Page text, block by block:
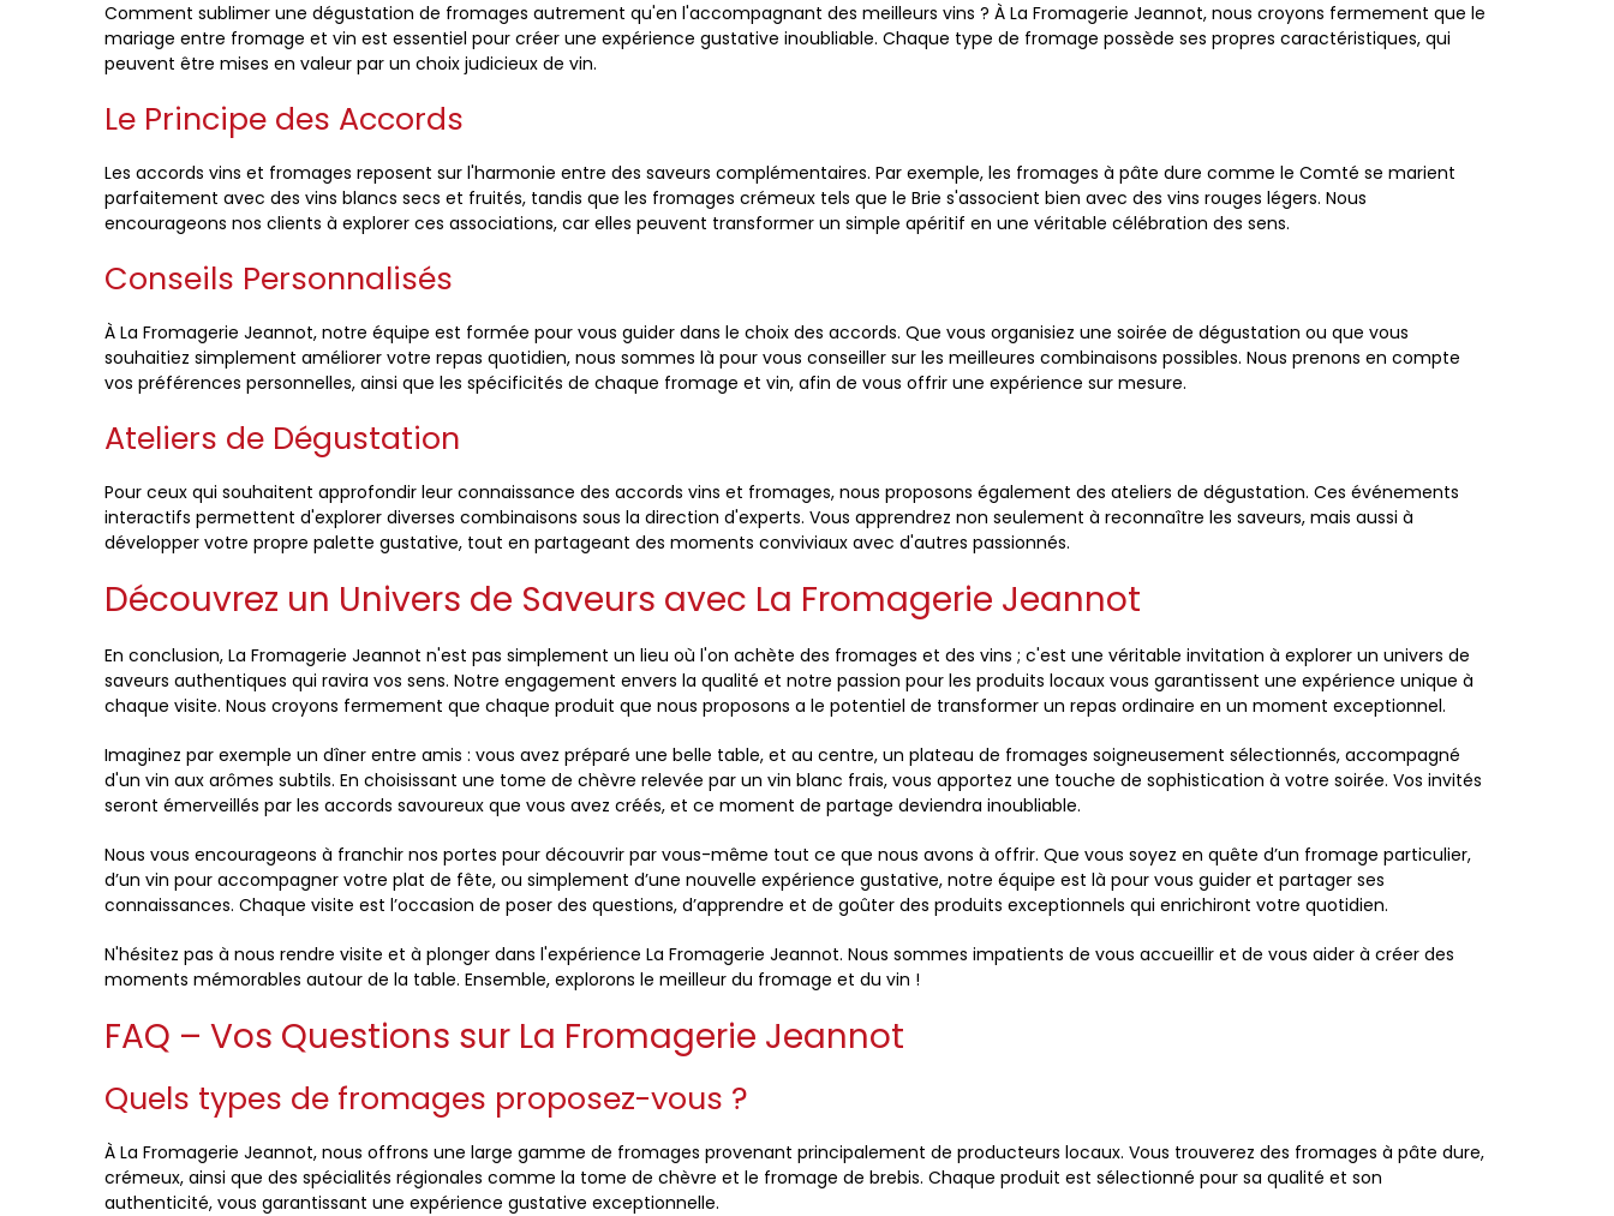
Comment sublimer une dégustation de fromages autrement qu'en l'accompagnant des meilleurs vins ? À La Fromagerie Jeannot, nous croyons fermement que le
mariage entre fromage et vin est essentiel pour créer une expérience gustative inoubliable. Chaque type de fromage possède ses propres caractéristiques, qui
peuvent être mises en valeur par un choix judicieux de vin.
Le Principe des Accords
Les accords vins et fromages reposent sur l'harmonie entre des saveurs complémentaires. Par exemple, les fromages à pâte dure comme le Comté se marient
parfaitement avec des vins blancs secs et fruités, tandis que les fromages crémeux tels que le Brie s'associent bien avec des vins rouges légers. Nous
encourageons nos clients à explorer ces associations, car elles peuvent transformer un simple apéritif en une véritable célébration des sens.
Conseils Personnalisés
À La Fromagerie Jeannot, notre équipe est formée pour vous guider dans le choix des accords. Que vous organisiez une soirée de dégustation ou que vous
souhaitiez simplement améliorer votre repas quotidien, nous sommes là pour vous conseiller sur les meilleures combinaisons possibles. Nous prenons en compte
vos préférences personnelles, ainsi que les spécificités de chaque fromage et vin, afin de vous offrir une expérience sur mesure.
Ateliers de Dégustation
Pour ceux qui souhaitent approfondir leur connaissance des accords vins et fromages, nous proposons également des ateliers de dégustation. Ces événements
interactifs permettent d'explorer diverses combinaisons sous la direction d'experts. Vous apprendrez non seulement à reconnaître les saveurs, mais aussi à
développer votre propre palette gustative, tout en partageant des moments conviviaux avec d'autres passionnés.
Découvrez un Univers de Saveurs avec La Fromagerie Jeannot
En conclusion, La Fromagerie Jeannot n'est pas simplement un lieu où l'on achète des fromages et des vins ; c'est une véritable invitation à explorer un univers de
saveurs authentiques qui ravira vos sens. Notre engagement envers la qualité et notre passion pour les produits locaux vous garantissent une expérience unique à
chaque visite. Nous croyons fermement que chaque produit que nous proposons a le potentiel de transformer un repas ordinaire en un moment exceptionnel.
Imaginez par exemple un dîner entre amis : vous avez préparé une belle table, et au centre, un plateau de fromages soigneusement sélectionnés, accompagné
d'un vin aux arômes subtils. En choisissant une tome de chèvre relevée par un vin blanc frais, vous apportez une touche de sophistication à votre soirée. Vos invités
seront émerveillés par les accords savoureux que vous avez créés, et ce moment de partage deviendra inoubliable.
Nous vous encourageons à franchir nos portes pour découvrir par vous-même tout ce que nous avons à offrir. Que vous soyez en quête d’un fromage particulier,
d’un vin pour accompagner votre plat de fête, ou simplement d’une nouvelle expérience gustative, notre équipe est là pour vous guider et partager ses
connaissances. Chaque visite est l’occasion de poser des questions, d’apprendre et de goûter des produits exceptionnels qui enrichiront votre quotidien.
N'hésitez pas à nous rendre visite et à plonger dans l'expérience La Fromagerie Jeannot. Nous sommes impatients de vous accueillir et de vous aider à créer des
moments mémorables autour de la table. Ensemble, explorons le meilleur du fromage et du vin !
FAQ – Vos Questions sur La Fromagerie Jeannot
Quels types de fromages proposez-vous ?
À La Fromagerie Jeannot, nous offrons une large gamme de fromages provenant principalement de producteurs locaux. Vous trouverez des fromages à pâte dure,
crémeux, ainsi que des spécialités régionales comme la tome de chèvre et le fromage de brebis. Chaque produit est sélectionné pour sa qualité et son
authenticité, vous garantissant une expérience gustative exceptionnelle.